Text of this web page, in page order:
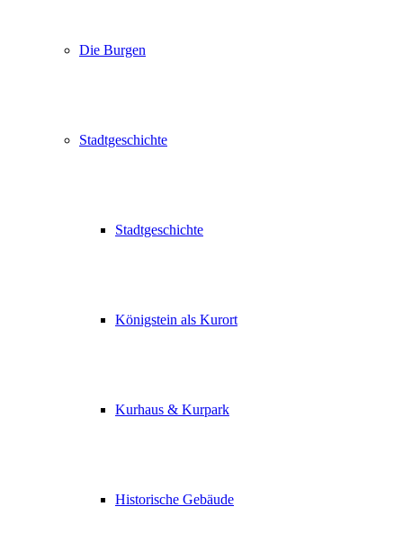
Die Burgen
Stadtgeschichte
Stadtgeschichte
Königstein als Kurort
Kurhaus & Kurpark
Historische Gebäude